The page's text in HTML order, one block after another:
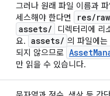
그러나 원래 파일 이름과
세스해야 한다면
res/
assets/
디렉터리에 리
요. assets/ 의 파일에는
되지 않으므로
만 읽을 수 있습니다.